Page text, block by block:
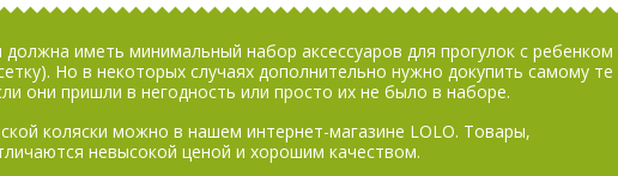
иметь минимальный набор аксессуаров для прогулок с ребенком
Но в некоторых случаях дополнительно нужно докупить самому те
они пришли в негодность или просто их не было в наборе.
коляски можно в нашем интернет-магазине LOLO. Товары,
невысокой ценой и хорошим качеством.